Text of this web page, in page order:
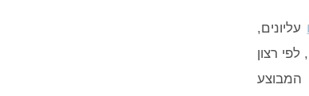
עליונים,
רצון
המבוצע